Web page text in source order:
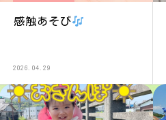
感触あそび
2026.04.29